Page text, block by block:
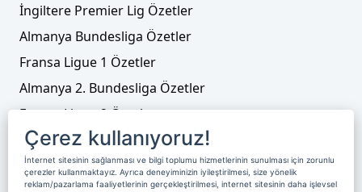
İngiltere Premier Lig Özetler
Almanya Bundesliga Özetler
Fransa Ligue 1 Özetler
Almanya 2. Bundesliga Özetler
Fransa Ligue 2 Özetler
Tenis
Video Liste
Çerez kullanıyoruz!
İnternet sitesinin sağlanması ve bilgi toplumu hizmetlerinin sunulması için zorunlu
çerezler kullanmaktayız. Ayrıca deneyiminizin iyileştirilmesi, size yönelik
reklam/pazarlama faaliyetlerinin gerçekleştirilmesi, internet sitesinin daha işlevsel